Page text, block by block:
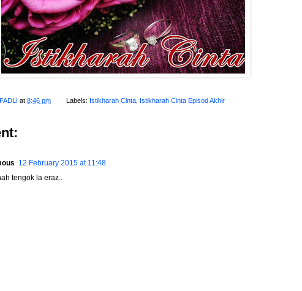
at 8:46 pm Labels: Istikharah Cinta, Istikharah Cinta Episod Akhir
12 February 2015 at 11:48
tengok la eraz..